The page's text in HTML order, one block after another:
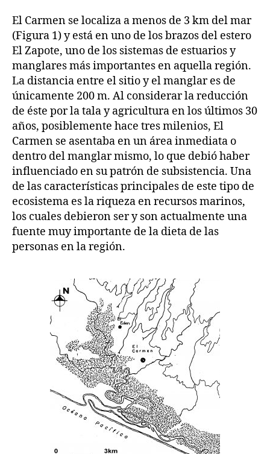
El Carmen se localiza a menos de 3 km del mar
(Figura 1) y está en uno de los brazos del estero
El Zapote, uno de los sistemas de estuarios y
manglares más importantes en aquella región.
La distancia entre el sitio y el manglar es de
únicamente 200 m. Al considerar la reducción
de éste por la tala y agricultura en los últimos 30
años, posiblemente hace tres milenios, El
Carmen se asentaba en un área inmediata o
dentro del manglar mismo, lo que debió haber
influenciado en su patrón de subsistencia. Una
de las características principales de este tipo de
ecosistema es la riqueza en recursos marinos,
los cuales debieron ser y son actualmente una
fuente muy importante de la dieta de las
personas en la región.